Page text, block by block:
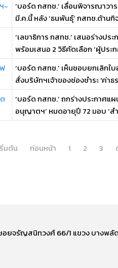
-
‘บอร์ด กสทช.’ เลื่อนพิจารณาวา
มี.ค.นี้ หลัง ‘ธนพันธุ์’ กสทช.ด้านกิ
‘เลขาธิการ กสทช.’ เสนอร่างป
พร้อมเสนอ 2 วิธีคัดเลือก ‘ผู้ประ
‘บอร์ด กสทช.’ เห็นชอบยกเลิก
สั่งบริษัทฯเจ้าของช่องชำระ 'ค่า
‘บอร์ด กสทช.’ ถกร่างประกาศแ
อนุญาตฯ’ หมดอายุปี 72 มอบ ‘ส
มต้น
ก่อนหน้า 1 2 3
ซอยจรัญสนิทวงศ์ 66/1 แขวง บางพ